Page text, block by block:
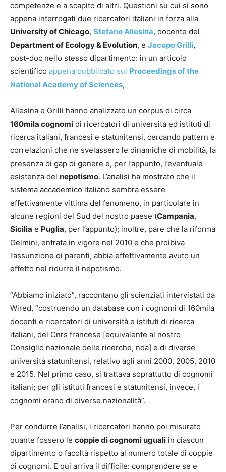
competenze e a scapito di altri. Questioni su cui si sono
appena interrogati due ricercatori italiani in forza alla
University of Chicago, Stefano Allesina, docente del
Department of Ecology & Evolution, e Jacopo Grilli,
post-doc nello stesso dipartimento: in un articolo
scientifico appena pubblicato sui Proceedings of the
National Academy of Sciences,
Allesina e Grilli hanno analizzato un corpus di circa
160mila cognomi di ricercatori di università ed istituti di
ricerca italiani, francesi e statunitensi, cercando pattern e
correlazioni che ne svelassero le dinamiche di mobilità, la
presenza di gap di genere e, per l’appunto, l’eventuale
esistenza del nepotismo. L’analisi ha mostrato che il
sistema accademico italiano sembra essere
effettivamente vittima del fenomeno, in particolare in
alcune regioni del Sud del nostro paese (Campania,
Sicilia e Puglia, per l’appunto); inoltre, pare che la riforma
Gelmini, entrata in vigore nel 2010 e che proibiva
l’assunzione di parenti, abbia effettivamente avuto un
effetto nel ridurre il nepotismo.
“Abbiamo iniziato”, raccontano gli scienziati intervistati da
Wired, “costruendo un database con i cognomi di 160mila
docenti e ricercatori di università e istituti di ricerca
italiani, del Cnrs francese [equivalente al nostro
Consiglio nazionale delle ricerche, nda] e di diverse
università statunitensi, relativo agli anni 2000, 2005, 2010
e 2015. Nel primo caso, si trattava soprattutto di cognomi
italiani; per gli istituti francesi e statunitensi, invece, i
cognomi erano di diverse nazionalità”.
Per condurre l’analisi, i ricercatori hanno poi misurato
quante fossero le coppie di cognomi uguali in ciascun
dipartimento o facoltà rispetto al numero totale di coppie
di cognomi. E qui arriva il difficile: comprendere se e